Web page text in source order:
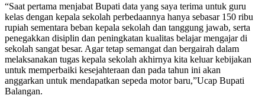
“Saat pertama menjabat Bupati data yang saya terima untuk guru
kelas dengan kepala sekolah perbedaannya hanya sebasar 150 ribu
rupiah sementara beban kepala sekolah dan tanggung jawab, serta
penegakkan disiplin dan peningkatan kualitas belajar mengajar di
sekolah sangat besar. Agar tetap semangat dan bergairah dalam
melaksanakan tugas kepala sekolah akhirnya kita keluar kebijakan
untuk memperbaiki kesejahteraan dan pada tahun ini akan
anggarkan untuk mendapatkan sepeda motor baru,”Ucap Bupati
Balangan.